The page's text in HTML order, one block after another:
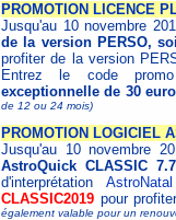
PROMOTION LICENCE
Jusqu'au 10 novembre
de la version PERSO,
profiter de la version
Entrez le code
exceptionnelle de 30
de 12 ou 24 mois)
PROMOTION LOGICIEL
Jusqu'au 10 novembre
AstroQuick CLASSIC 7.7
d'interprétation AstroNatal
CLASSIC2019 pour
également valable pour un